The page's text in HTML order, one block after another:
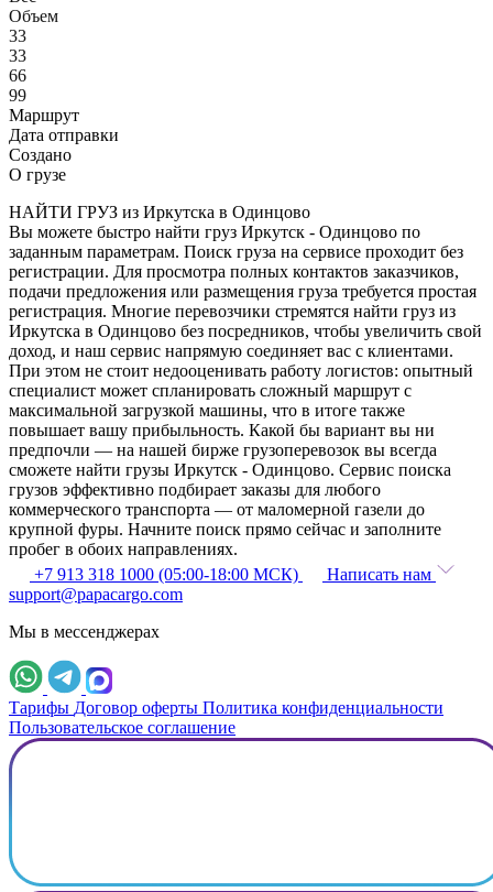
Объем
33
33
66
99
Маршрут
Дата отправки
Создано
О грузе
НАЙТИ ГРУЗ из Иркутска в Одинцово
Вы можете быстро найти груз Иркутск - Одинцово по
заданным параметрам. Поиск груза на сервисе проходит без
регистрации. Для просмотра полных контактов заказчиков,
подачи предложения или размещения груза требуется простая
регистрация. Многие перевозчики стремятся найти груз из
Иркутска в Одинцово без посредников, чтобы увеличить свой
доход, и наш сервис напрямую соединяет вас с клиентами.
При этом не стоит недооценивать работу логистов: опытный
специалист может спланировать сложный маршрут с
максимальной загрузкой машины, что в итоге также
повышает вашу прибыльность. Какой бы вариант вы ни
предпочли — на нашей бирже грузоперевозок вы всегда
сможете найти грузы Иркутск - Одинцово. Сервис поиска
грузов эффективно подбирает заказы для любого
коммерческого транспорта — от маломерной газели до
крупной фуры. Начните поиск прямо сейчас и заполните
пробег в обоих направлениях.
+7 913 318 1000 (05:00-18:00 МСК)
Написать нам
support@papacargo.com
Мы в мессенджерах
Тарифы Договор оферты Политика конфиденциальности
Пользовательское соглашение